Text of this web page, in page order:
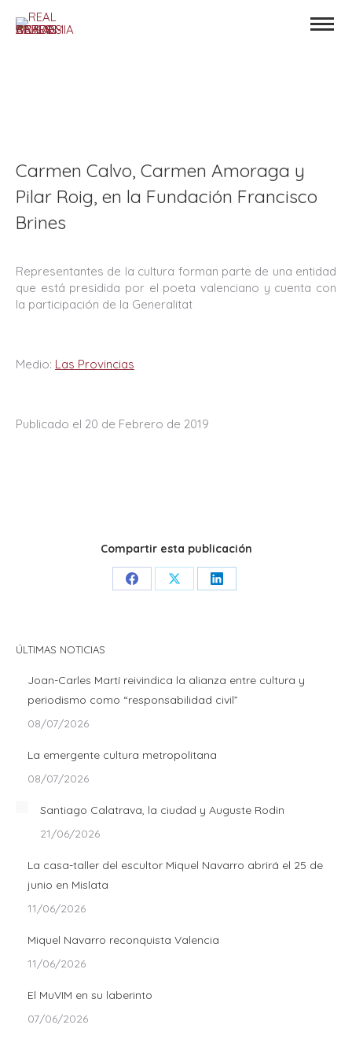
Carmen Calvo, Carmen Amoraga y
Pilar Roig, en la Fundación Francisco
Brines
Representantes de la cultura forman parte de una entidad
que está presidida por el poeta valenciano y cuenta con
la participación de la Generalitat
Medio: Las Provincias
Publicado el 20 de Febrero de 2019
Compartir esta publicación
Share Share Share
ÚLTIMAS NOTICIAS
Joan-Carles Martí reivindica la alianza entre cultura y
periodismo como “responsabilidad civil”
08/07/2026
La emergente cultura metropolitana
08/07/2026
Santiago Calatrava, la ciudad y Auguste Rodin
21/06/2026
La casa-taller del escultor Miquel Navarro abrirá el 25 de
junio en Mislata
11/06/2026
Miquel Navarro reconquista Valencia
11/06/2026
El MuVIM en su laberinto
07/06/2026